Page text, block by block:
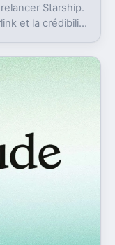
Starship.
et la crédibilité